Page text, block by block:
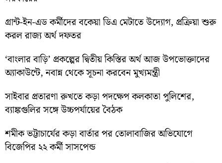
গ্রান্ট-ইন-এড কর্মীদের বকেয়া ডিএ মেটাতে উদ্যোগ, প্রক্রিয়া শুরু
করল রাজ্য অর্থ দফতর
‘বাংলার বাড়ি’ প্রকল্পের দ্বিতীয় কিস্তির অর্থ আজ উপভোক্তাদের
অ্যাকাউন্টে, নবান্ন থেকে সূচনা করবেন মুখ্যমন্ত্রী
সাইবার প্রতারণা রুখতে কড়া পদক্ষেপ কলকাতা পুলিশের,
ব্যাঙ্কগুলির সঙ্গে উচ্চপর্যায়ের বৈঠক
শমীক ভট্টাচার্যের কড়া বার্তার পর তোলাবাজির অভিযোগে
বিজেপির ২২ কর্মী সাসপেন্ড